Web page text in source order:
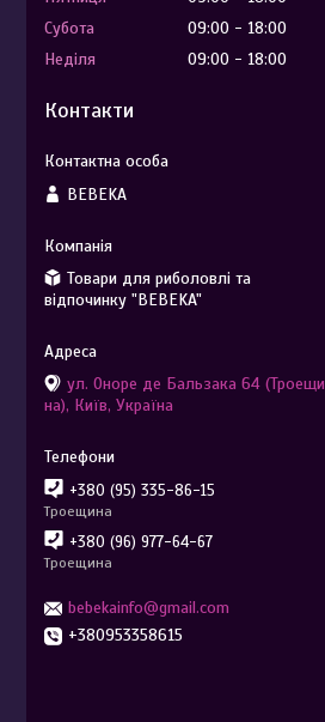
Субота
09:00
18:00
Неділя
09:00 18:00
Контакти
BEBEKA
Товари для риболовлі та
відпочинку "BEBEKA"
ул. Оноре де Бальзака 64 (Троещи
на), Київ, Україна
+380 (95) 335-86-15
Троещина
+380 (96) 977-64-67
Троещина
bebekainfo@gmail.com
+380953358615